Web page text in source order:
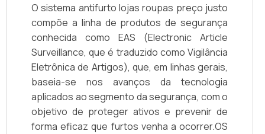
O sistema antifurto lojas roupas preço justo
compõe a linha de produtos de segurança
conhecida como EAS (Electronic Article
Surveillance, que é traduzido como Vigilância
Eletrônica de Artigos), que, em linhas gerais,
baseia-se nos avanços da tecnologia
aplicados ao segmento da segurança, com o
objetivo de proteger ativos e prevenir de
forma eficaz que furtos venha a ocorrer.OS